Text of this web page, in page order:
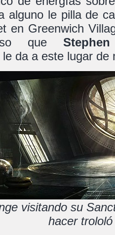
alguno le pilla de
en Greenwich
que
le da a este lugar
visitando su
hacer trololó